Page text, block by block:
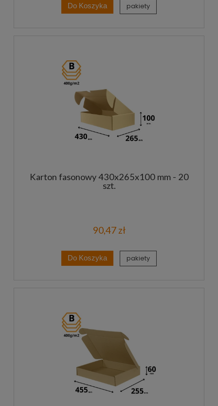
Do Koszyka pakiety
Karton fasonowy 430x265x100 mm - 20
szt.
90,47 zł
Do Koszyka pakiety